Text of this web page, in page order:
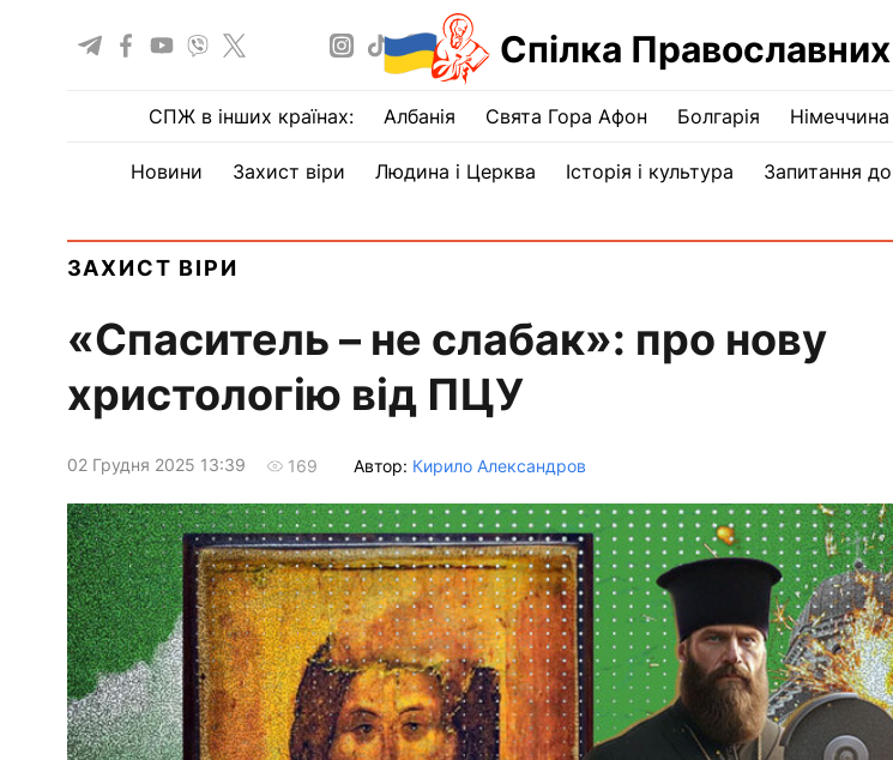
Спілка
СПЖ в інших країнах: Албанія Свята Гора Афон Болгарія Німеччина
Новини Захист віри Людина і Церква Історія і культура Запитання
ЗАХИСТ ВІРИ
«Спаситель – не слабак»: про нову
христологію від ПЦУ
02 Грудня 2025 13:39 169 Автор: Кирило Александров